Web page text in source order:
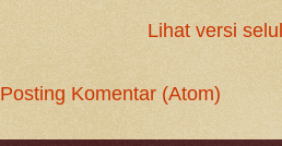
Lihat versi
Posting Komentar (Atom)